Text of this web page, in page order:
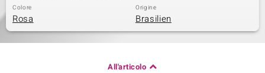
Colore
Rosa
Origine
Brasilien
All'articolo